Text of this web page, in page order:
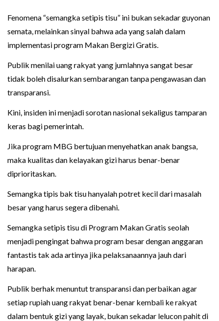
Fenomena “semangka setipis tisu” ini bukan sekadar guyonan
semata, melainkan sinyal bahwa ada yang salah dalam
implementasi program Makan Bergizi Gratis.
Publik menilai uang rakyat yang jumlahnya sangat besar
tidak boleh disalurkan sembarangan tanpa pengawasan dan
transparansi.
Kini, insiden ini menjadi sorotan nasional sekaligus tamparan
keras bagi pemerintah.
Jika program MBG bertujuan menyehatkan anak bangsa,
maka kualitas dan kelayakan gizi harus benar-benar
diprioritaskan.
Semangka tipis bak tisu hanyalah potret kecil dari masalah
besar yang harus segera dibenahi.
Semangka setipis tisu di Program Makan Gratis seolah
menjadi pengingat bahwa program besar dengan anggaran
fantastis tak ada artinya jika pelaksanaannya jauh dari
harapan.
Publik berhak menuntut transparansi dan perbaikan agar
setiap rupiah uang rakyat benar-benar kembali ke rakyat
dalam bentuk gizi yang layak, bukan sekadar lelucon pahit di